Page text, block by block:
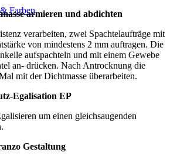
Farbenarmieren und abdichten
verarbeiten, zwei Spachtelaufträge mit
von mindestens 2 mm auftragen. Die
aufspachteln und mit einem Gewebe
an- drücken. Nach Antrocknung die
mit der Dichtmasse überarbeiten.
Egalisation EP
um einen gleichsaugenden
Gestaltung